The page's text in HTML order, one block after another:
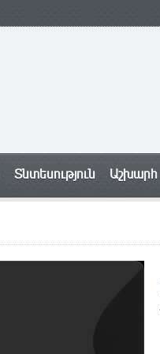
Տնտեսություն Աշխարհ